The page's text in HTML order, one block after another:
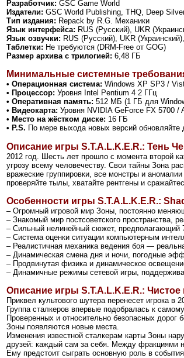
Разработчик: GSC Game World
Издатели: GSC World Publishing, THQ, Deep
Тип издания: Repack by R.G. Механики
Язык интерфейса: RUS (Русский), UKR
Язык озвучки: RUS (Русский), UKR
Таблетки: Не требуются (DRM-Free от GOG)
Размер архива с трилогией: 6,48 ГБ
Минимальные системные
• Операционная система: Windows XP SP3 /
• Процессор: Уровня Intel Pentium 4 2 ГГц
• Оперативная память: 512 МБ (1 ГБ для
• Видеокарта: Уровня NVIDIA GeForce FX 5700 /
• Место на жёстком диске: 16 ГБ
• P.S. По мере выхода новых версий
Описание игры S.T.A.L.K.E.R.: Тень
2012 год. Шесть лет прошло с момента второй
угрозу всему человечеству. Свои тайны Зона
вражеские группировки, все монстры и
проверяйте тылы, хватайте рентгены и
Особенности игры S.T.A.L.K.E.R.:
– Огромный игровой мир Зоны, постоянно
– Знакомый мир постсоветского пространства,
– Сильный нелинейный сюжет, предполагающий
– Система оценки ситуации компьютерным
– Реалистичная механика ведения боя —
– Динамическая смена дня и ночи, погодные
– Продвинутая физика и динамическое
– Динамичные режимы сетевой игры,
Описание игры S.T.A.L.K.E.R.: Чистое
Приквел культового шутера перенесет игрока
Группа сталкеров впервые подобралась к
Проверенных и относительно безопасных
Зоны появляются новые места.
Изменения известной сталкерам карты Зоны
друзей: каждый сам за себя. Между фракциями
Ему предстоит сыграть основную роль в